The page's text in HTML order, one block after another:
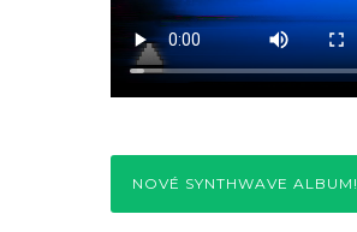
NOVÉ SYNTHWAVE ALBUM!